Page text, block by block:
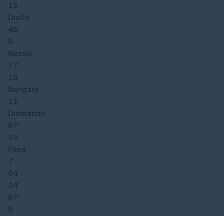
15
Diallo
46′
8
Kessié
77′
18
Sangaré
11
Diomande
67′
19
Pépé
7′
64′
34′
67′
9